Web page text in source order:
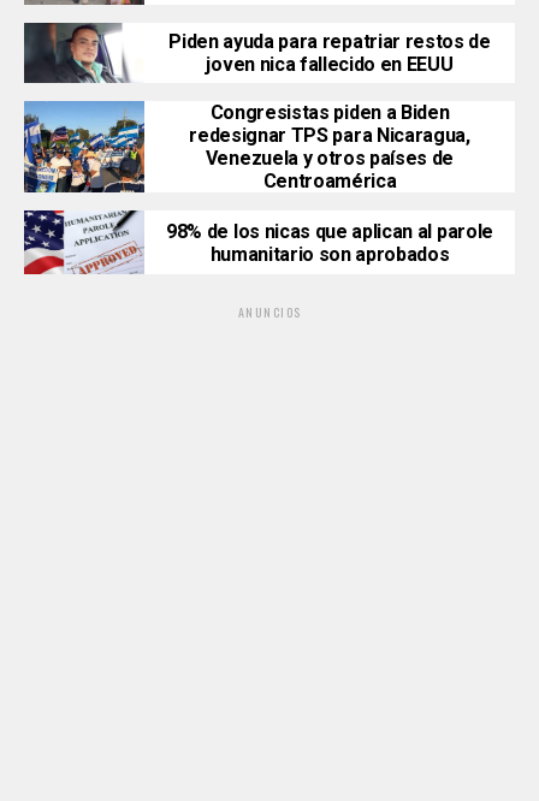
Piden ayuda para repatriar restos de
joven nica fallecido en EEUU
Congresistas piden a Biden
redesignar TPS para Nicaragua,
Venezuela y otros países de
Centroamérica
98% de los nicas que aplican al parole
humanitario son aprobados
ANUNCIOS